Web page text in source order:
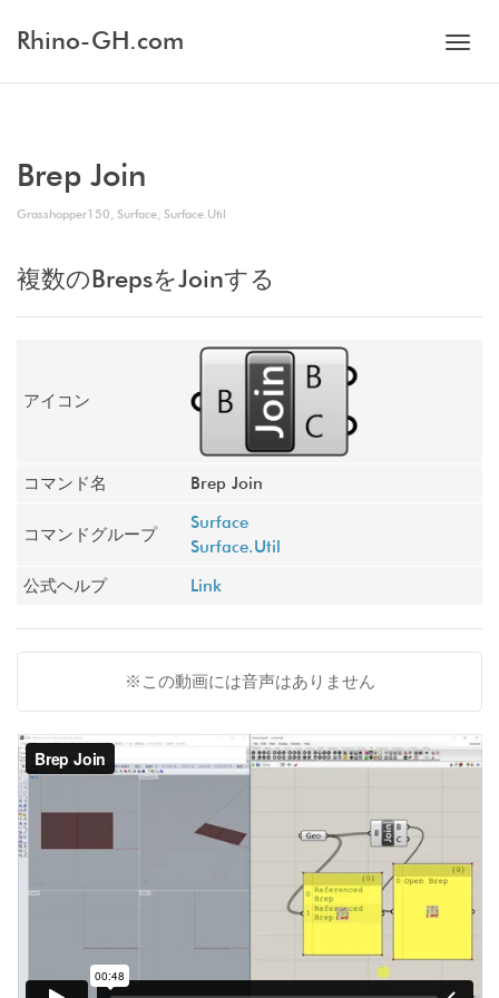
Rhino-GH.com
Brep Join
Grasshopper150, Surface, Surface.Util
複数のBrepsをJoinする
アイコン
コマンド名 Brep Join
コマンドグループ
Surface
Surface.Util
公式ヘルプ
Link
※この動画には音声はありません